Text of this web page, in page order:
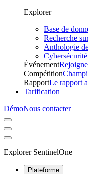
Explorer
Base de
Recherche
Anthologie
Cybersécurité
Événement
Compétition
RapportLe rapport
Tarification
DémoNous contacter
Explorer SentinelOne
Plateforme